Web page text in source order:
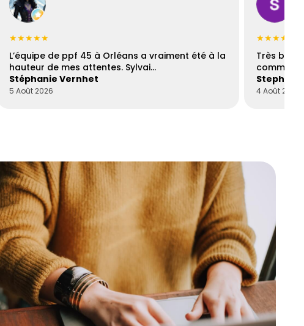
★★★★★
L’équipe de ppf 45 à Orléans a vraiment été à la
hauteur de mes attentes. Sylvai…
Stéphanie Vernhet
5 Août 2026
★★★★☆
Très
4 Août 2026